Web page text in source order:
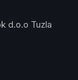
d.o.o Tuzla